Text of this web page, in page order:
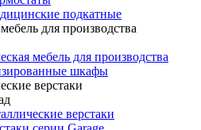
подкатные
для производства
мебель для производства
шкафы
верстаки
верстаки